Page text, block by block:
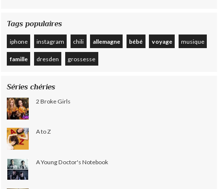
Tags populaires
iphone instagram chili allemagne bébé voyage musique
famille dresden grossesse
Séries chéries
2 Broke Girls
A to Z
A Young Doctor's Notebook